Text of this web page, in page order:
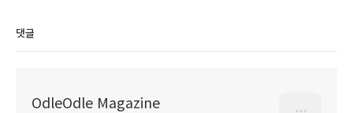
댓글
OdleOdle Magazine